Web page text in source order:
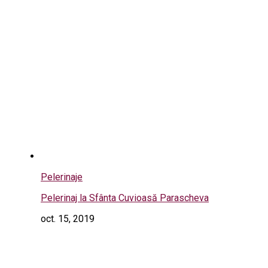
Pelerinaje
Pelerinaj la Sfânta Cuvioasă Parascheva
oct. 15, 2019